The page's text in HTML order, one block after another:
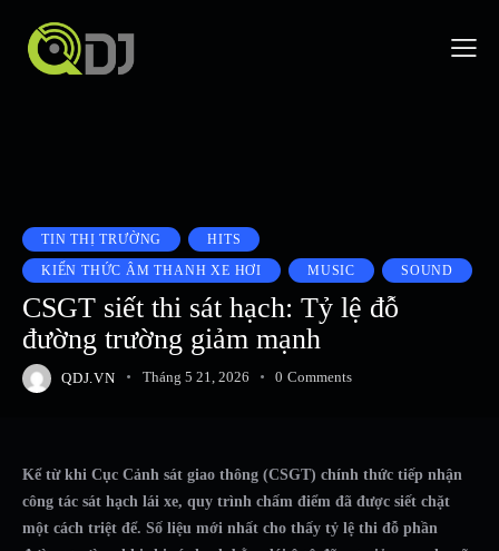
TIN THỊ TRƯỜNG
HITS
KIẾN THỨC ÂM THANH XE HƠI
MUSIC SOUND
CSGT siết thi sát hạch: Tỷ lệ đỗ
đường trường giảm mạnh
QDJ.VN Tháng 5 21, 2026 0 Comments
Kể từ khi Cục Cảnh sát giao thông (CSGT) chính thức tiếp nhận
công tác sát hạch lái xe, quy trình chấm điểm đã được siết chặt
một cách triệt để. Số liệu mới nhất cho thấy tỷ lệ thi đỗ phần